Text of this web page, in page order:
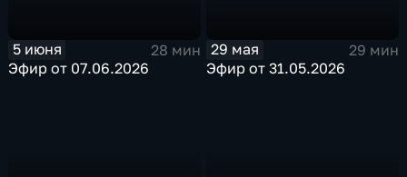
5 июня
28 мин
Эфир от 07.06.2026
29 мая
29 мин
Эфир от 31.05.2026